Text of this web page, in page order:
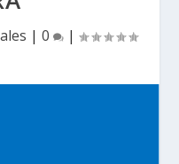
| 0 |